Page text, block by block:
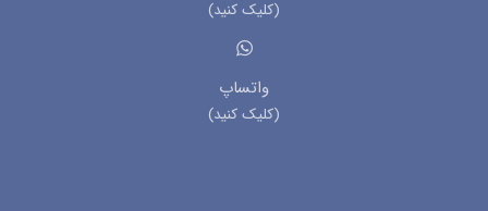
(کلیک کنید)
واتساپ
(کلیک کنید)